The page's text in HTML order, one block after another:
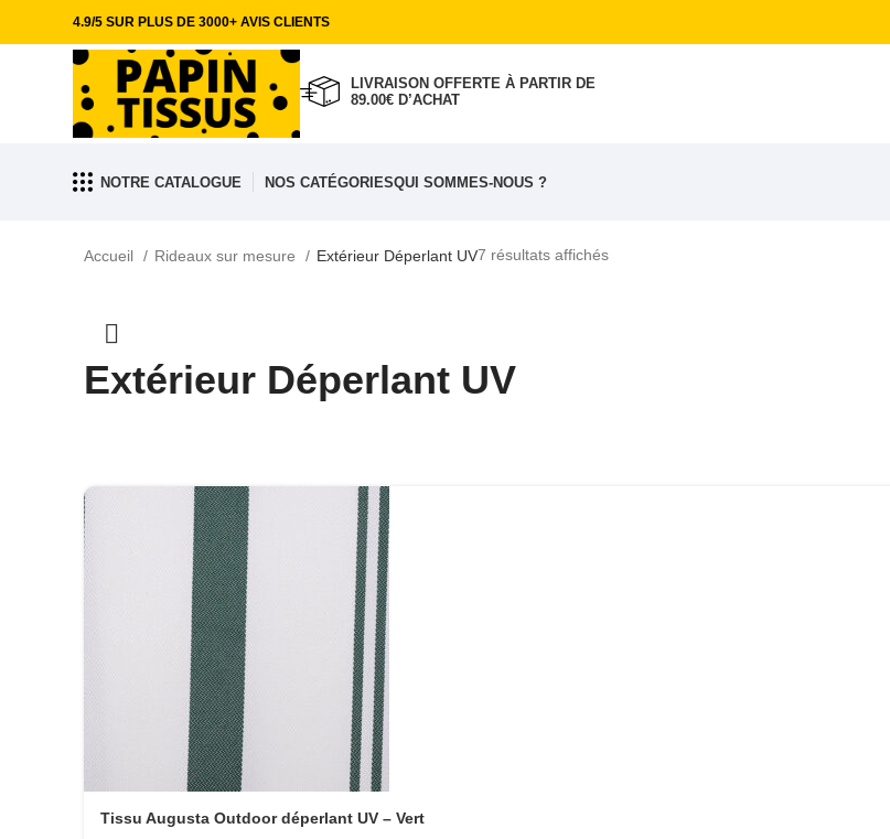
4.9/5 SUR PLUS DE 3000+ AVIS CLIENTS
LIVRAISON OFFERTE À PARTIR DE
89.00€ D’ACHAT
NOTRE CATALOGUE NOS CATÉGORIESQUI SOMMES-NOUS ?
Filtrer les produits
Accueil Rideaux sur mesure Extérieur Déperlant UV7 résultats affichés
Extérieur Déperlant UV
Tissu Augusta Outdoor déperlant UV – Vert